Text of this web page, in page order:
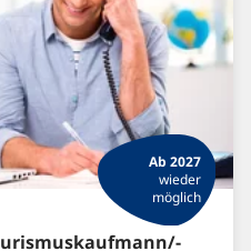
Ab 2027
wieder
möglich